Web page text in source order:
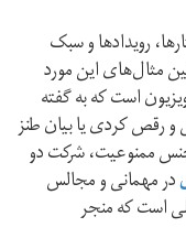
رویدادها و سبک
مثال‌های این مورد
است که به گفته
رقص کردی یا بیان طنز
ممنوعیت،‌ شرکت دو
در مهمانی و مجالس
است که‌ منجر